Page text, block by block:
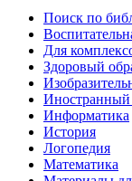
Поиск по
Для
Здоровый
Иностранный
Информатика
История
Логопедия
Математика